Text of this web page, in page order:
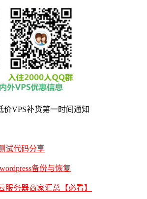
价VPS补货第一时间通知
试代码分享
备份与恢复
服务器商家汇总【必看】